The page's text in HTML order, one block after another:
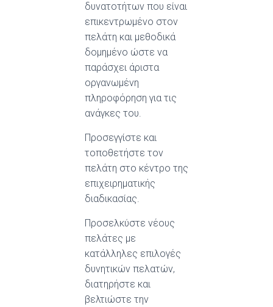
δυνατοτήτων που είναι
επικεντρωμένο στον
πελάτη και μεθοδικά
δομημένο ώστε να
παράσχει άριστα
οργανωμένη
πληροφόρηση για τις
ανάγκες του.
Προσεγγίστε και
τοποθετήστε τον
πελάτη στο κέντρο της
επιχειρηματικής
διαδικασίας.
Προσελκύστε νέους
πελάτες με
κατάλληλες επιλογές
δυνητικών πελατών,
διατηρήστε και
βελτιώστε την